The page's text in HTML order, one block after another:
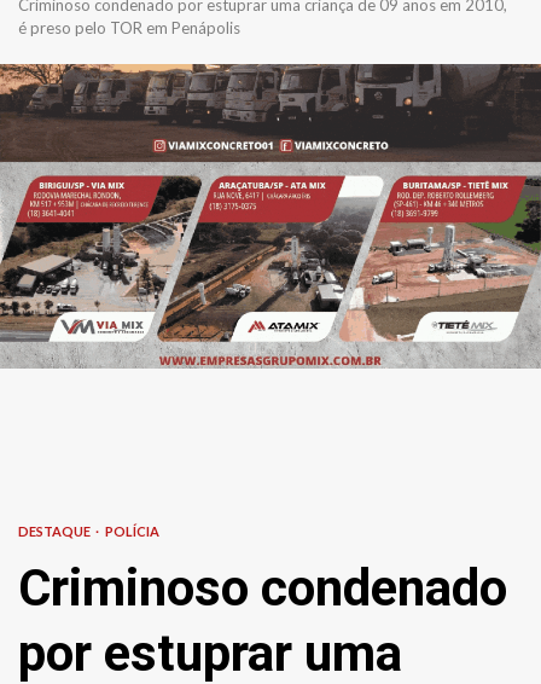
Criminoso condenado por estuprar uma criança de 09 anos em 2010,
é preso pelo TOR em Penápolis
DESTAQUE POLÍCIA
Criminoso condenado
por estuprar uma